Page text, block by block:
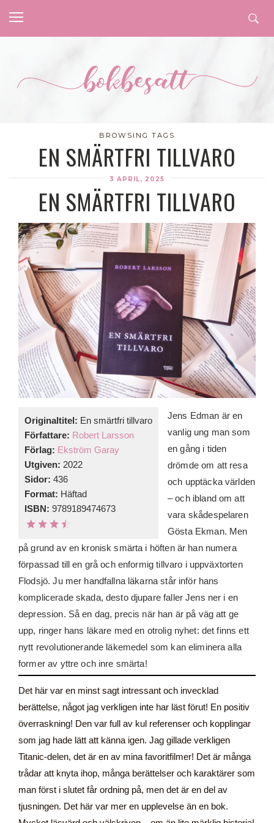
BROWSING TAGS
EN SMÄRTFRI TILLVARO
3 APRIL, 2025
EN SMÄRTFRI TILLVARO
Originaltitel: En smärtfri tillvaro
Författare: Robert Larsson
Förlag: Ekström Garay
Utgiven: 2022
Sidor: 436
Format: Häftad
ISBN: 9789189474673
Jens Edman är en
vanlig ung man som
en gång i tiden
drömde om att resa
och upptäcka världen
– och ibland om att
vara skådespelaren
Gösta Ekman. Men
på grund av en kronisk smärta i höften är han numera
förpassad till en grå och enformig tillvaro i uppväxtorten
Flodsjö. Ju mer handfallna läkarna står inför hans
komplicerade skada, desto djupare faller Jens ner i en
depression. Så en dag, precis när han är på väg att ge
upp, ringer hans läkare med en otrolig nyhet: det finns ett
nytt revolutionerande läkemedel som kan eliminera alla
former av yttre och inre smärta!
Det här var en minst sagt intressant och invecklad
berättelse, något jag verkligen inte har läst förut! En positiv
överraskning! Den var full av kul referenser och kopplingar
som jag hade lätt att känna igen. Jag gillade verkligen
Titanic-delen, det är en av mina favoritfilmer! Det är många
trådar att knyta ihop, många berättelser och karaktärer som
man först i slutet får ordning på, men det är en del av
tjusningen. Det här var mer en upplevelse än en bok.